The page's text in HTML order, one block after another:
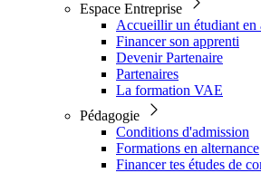
Espace Entreprise
Accueillir un étudiant en
Financer son apprenti
Devenir Partenaire
Partenaires
La formation VAE
Pédagogie
Conditions d'admission
Formations en alternance
Financer tes études de